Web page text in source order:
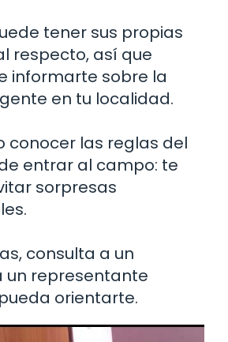
tener sus propias
respecto, así que
informarte sobre la
en tu localidad.
conocer las reglas del
entrar al campo: te
sorpresas
consulta a un
un representante
orientarte.